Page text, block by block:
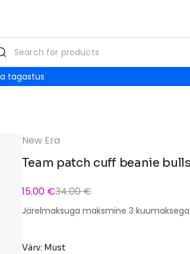
tagastus
New Era
Team patch cuff beanie bulls
15.00 €34.00 €
Järelmaksuga maksmine 3 kuumaksega
Värv: Must